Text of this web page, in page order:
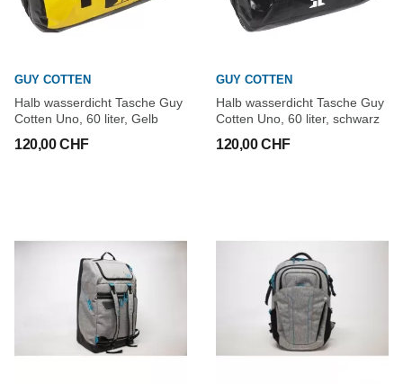
GUY COTTEN
Halb wasserdicht Tasche Guy
Cotten Uno, 60 liter, Gelb
120,00 CHF
GUY COTTEN
Halb wasserdicht Tasche Guy
Cotten Uno, 60 liter, schwarz
120,00 CHF